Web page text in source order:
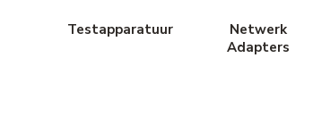
Testapparatuur
Netwerk
Adapters